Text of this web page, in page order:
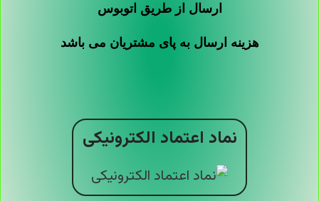
ارسال از طریق اتوبوس
هزینه ارسال به پای مشتریان می باشد
نماد اعتماد الکترونیکی